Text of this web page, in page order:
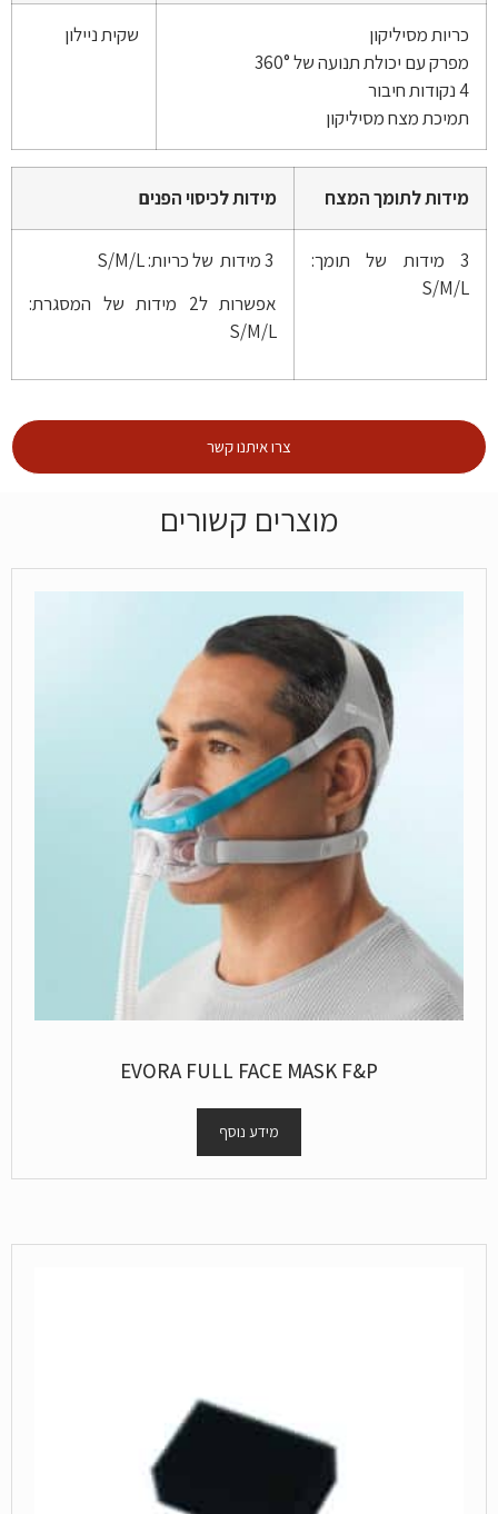
כריות מסיליקון
מפרק עם יכולת תנועה של 360°
4 נקודות חיבור
תמיכת מצח מסיליקון
שקית ניילון
מידות לתומך המצח מידות לכיסוי הפנים
3 מידות של תומך:
S/M/L
אפשרות ל2 מידות של המסגרת:
S/M/L
צרו איתנו קשר
מוצרים קשורים
EVORA FULL FACE MASK F&P
מידע נוסף